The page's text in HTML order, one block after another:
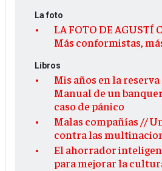
La foto
LA FOTO DE AGUSTÍ
Más conformistas,
Libros
Mis años en la
Manual de un
caso de pánico
Malas compañías //
contra las
El ahorrador
para mejorar la